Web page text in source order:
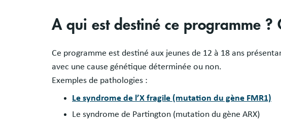
A qui est destiné ce programme
Ce programme est destiné aux jeunes de 12 à 18 ans
avec une cause génétique déterminée ou non.
Exemples de pathologies :
Le syndrome de l’X fragile (mutation du gène FMR1)
Le syndrome de Partington (mutation du gène ARX)